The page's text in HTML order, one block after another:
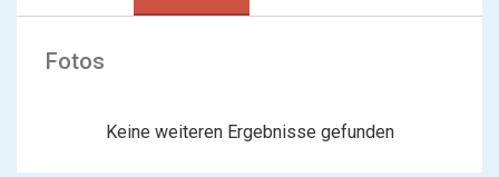
Fotos
Keine weiteren Ergebnisse gefunden